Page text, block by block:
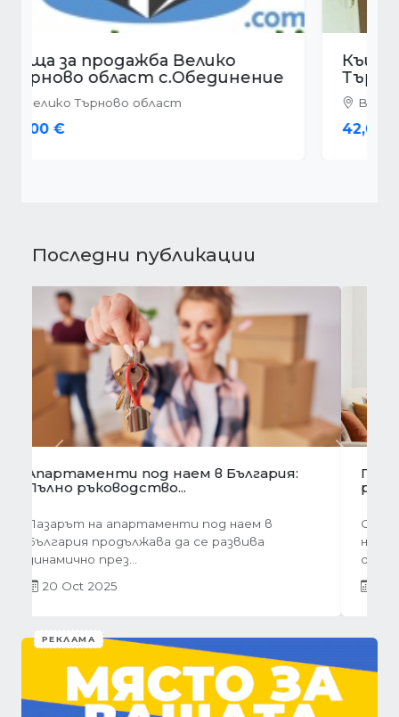
Къща за продажба Велико
Търново област с.Арбанаси
Велико Търново област
42,000 €
Последни публикации
Готови завеси за хол на една ръка
разстояние
Скъпи дами, нека си признаем, че понякога
най-голямото предизвикателство в
обзавеждането...
01 Oct 2025
РЕКЛАМА